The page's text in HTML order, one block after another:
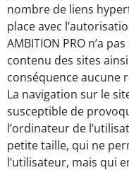
nombre de liens
place avec
AMBITION PRO n’a
contenu des sites
conséquence aucune
La navigation sur le
susceptible de
l’ordinateur de
petite taille, qui ne
l’utilisateur, mais qui